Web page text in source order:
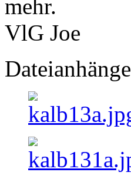
mehr.
VlG Joe
Dateianhänge